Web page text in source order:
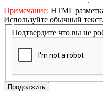
Примечание: HTML
Используйте обычный текст.
Подтвердите что вы не
Продолжить